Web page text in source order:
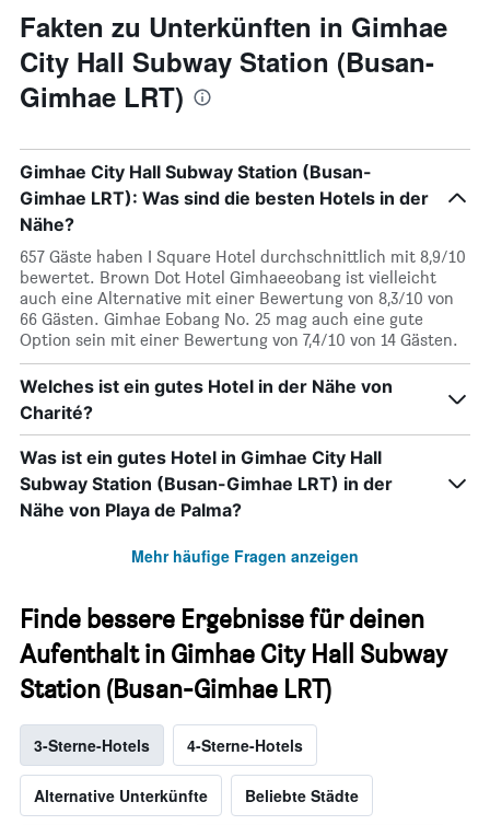
Fakten zu Unterkünften in Gimhae
City Hall Subway Station (Busan-
Gimhae LRT)
Gimhae City Hall Subway Station (Busan-
Gimhae LRT): Was sind die besten Hotels in der
Nähe?
657 Gäste haben I Square Hotel durchschnittlich mit 8,9/10
bewertet. Brown Dot Hotel Gimhaeeobang ist vielleicht
auch eine Alternative mit einer Bewertung von 8,3/10 von
66 Gästen. Gimhae Eobang No. 25 mag auch eine gute
Option sein mit einer Bewertung von 7,4/10 von 14 Gästen.
Welches ist ein gutes Hotel in der Nähe von
Charité?
Was ist ein gutes Hotel in Gimhae City Hall
Subway Station (Busan-Gimhae LRT) in der
Nähe von Playa de Palma?
Mehr häufige Fragen anzeigen
Finde bessere Ergebnisse für deinen
Aufenthalt in Gimhae City Hall Subway
Station (Busan-Gimhae LRT)
3-Sterne-Hotels 4-Sterne-Hotels
Alternative Unterkünfte Beliebte Städte